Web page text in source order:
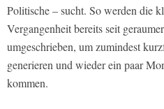
Politische – sucht. So werden die
Vergangenheit bereits seit
umgeschrieben, um zumindest
generieren und wieder ein paar
kommen.